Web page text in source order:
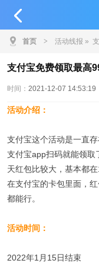
首页 > 活动线报 »
秒到账
支付宝免费领取最高
时间： 2021-12-07 14:53:19
活动介绍：
支付宝这个活动是一直
支付宝app扫码就能领取
天红包比较大，基本都
在支付宝的卡包里面，
都能行。
活动时间：
2022年1月15日结束